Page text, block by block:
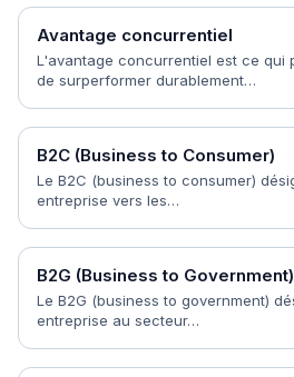
Avantage concurrentiel
L'avantage concurrentiel est ce qui
de surperformer durablement…
B2C (Business to Consumer)
Le B2C (business to consumer)
entreprise vers les…
B2G (Business to Government)
Le B2G (business to government)
entreprise au secteur…